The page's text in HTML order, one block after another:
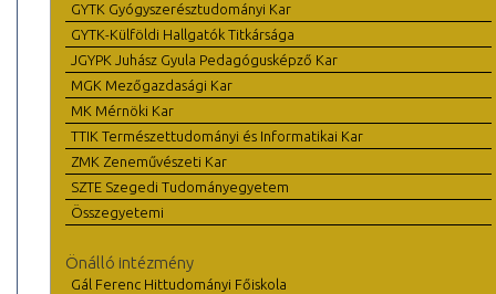
GYTK Gyógyszerésztudományi Kar
GYTK-Külföldi Hallgatók Titkársága
JGYPK Juhász Gyula Pedagógusképző Kar
MGK Mezőgazdasági Kar
MK Mérnöki Kar
TTIK Természettudományi és Informatikai Kar
ZMK Zeneművészeti Kar
SZTE Szegedi Tudományegyetem
Összegyetemi
Önálló intézmény
Gál Ferenc Hittudományi Főiskola